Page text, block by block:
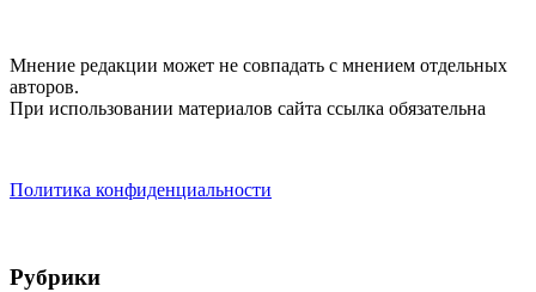
Мнение редакции может не совпадать с мнением отдельных
авторов.
При использовании материалов сайта ссылка обязательна
Политика конфиденциальности
Рубрики